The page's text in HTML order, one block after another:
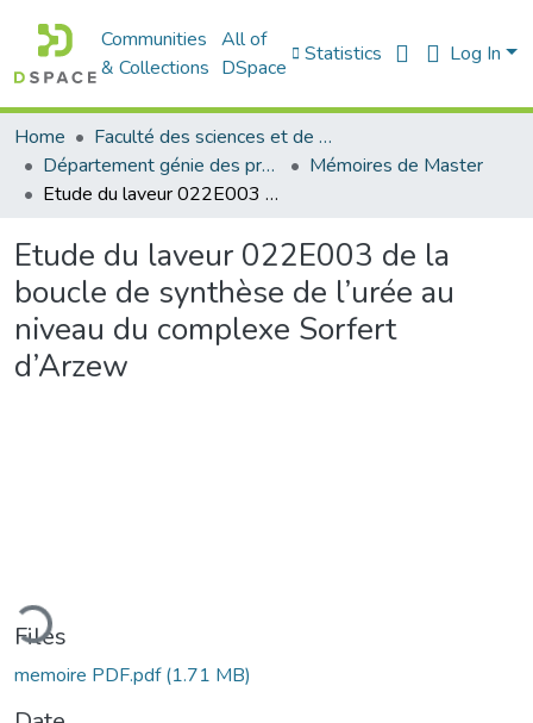
Communities
& Collections
All of
DSpace
Statistics Log In
Home
Faculté des sciences et de la technologie
Département génie des procédés
Mémoires de Master
Etude du laveur 022E003 de la boucle de synthèse de l’urée au niveau du complexe Sorfert d’Arzew
Etude du laveur 022E003 de la
boucle de synthèse de l’urée au
niveau du complexe Sorfert
d’Arzew
Files
memoire PDF.pdf(1.71 MB)